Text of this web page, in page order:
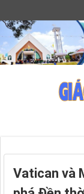
Vatican và